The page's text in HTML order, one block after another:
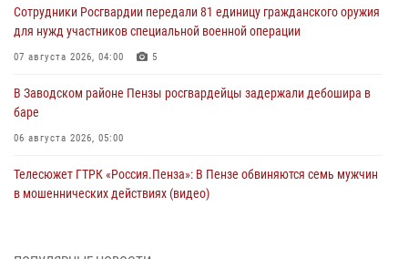
Сотрудники Росгвардии передали 81 единицу гражданского оружия
для нужд участников специальной военной операции
07 августа 2026, 04:00 5
В Заводском районе Пензы росгвардейцы задержали дебошира в
баре
06 августа 2026, 05:00
Телесюжет ГТРК «Россия.Пенза»: В Пензе обвиняются семь мужчин
в мошеннических действиях (видео)
В Заречном росгвардейцы почтили память легендарного генерала